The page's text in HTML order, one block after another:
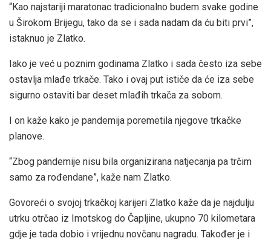
“Kao najstariji maratonac tradicionalno budem svake godine
u Širokom Brijegu, tako da se i sada nadam da ću biti prvi”,
istaknuo je Zlatko.
Iako je već u poznim godinama Zlatko i sada često iza sebe
ostavlja mlađe trkače. Tako i ovaj put ističe da će iza sebe
sigurno ostaviti bar deset mlađih trkača za sobom.
I on kaže kako je pandemija poremetila njegove trkačke
planove.
“Zbog pandemije nisu bila organizirana natjecanja pa trčim
samo za rođendane”, kaže nam Zlatko.
Govoreći o svojoj trkačkoj karijeri Zlatko kaže da je najdulju
utrku otrčao iz Imotskog do Čapljine, ukupno 70 kilometara
gdje je tada dobio i vrijednu novčanu nagradu. Također je i